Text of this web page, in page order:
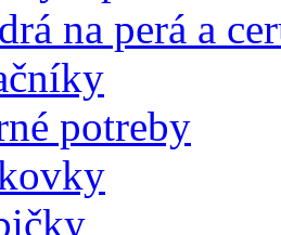
na perá a
potreby